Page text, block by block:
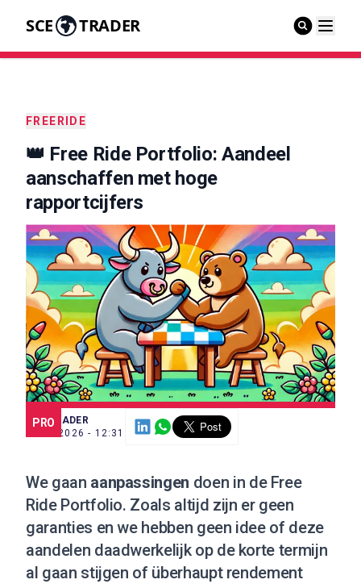
SCE TRADER
FREERIDE
👑 Free Ride Portfolio: Aandeel
aanschaffen met hoge
rapportcijfers
PRO
SCE TRADER
6 MEI 2026 - 12:31
We gaan aanpassingen doen in de Free
Ride Portfolio. Zoals altijd zijn er geen
garanties en we hebben geen idee of deze
aandelen daadwerkelijk op de korte termijn
al gaan stijgen of überhaupt rendement